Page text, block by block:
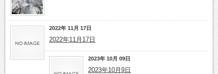
2022年 11月 17日
2022年11月17日
2023年 10月 09日
2023年10月9日